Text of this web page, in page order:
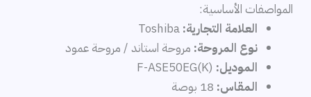
المواصفات الأساسية:
العلامة التجارية: Toshiba
نوع المروحة: مروحة استاند / مروحة عمود
الموديل:
المقاس: